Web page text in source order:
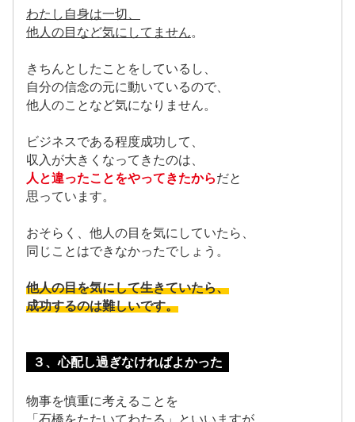
わたし自身は一切、
他人の目など気にしてません。
きちんとしたことをしているし、
自分の信念の元に動いているので、
他人のことなど気になりません。
ビジネスである程度成功して、
収入が大きくなってきたのは、
人と違ったことをやってきたからだと
思っています。
おそらく、他人の目を気にしていたら、
同じことはできなかったでしょう。
他人の目を気にして生きていたら、
成功するのは難しいです。
３、心配し過ぎなければよかった
物事を慎重に考えることを
「石橋をたたいてわたる」といいますが、